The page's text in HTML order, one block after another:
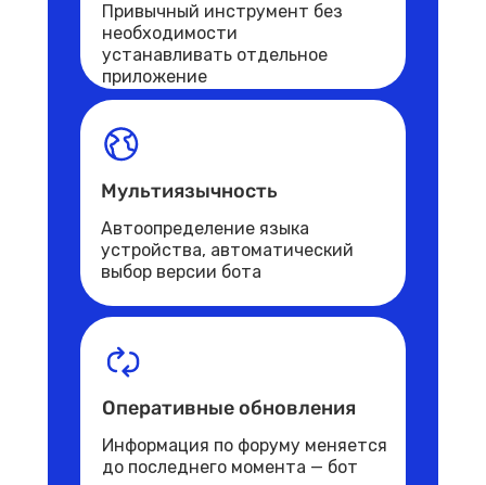
Мультиязычность
Автоопределение языка
устройства, автоматический
выбор версии бота
Привычный инструмент без
необходимости
устанавливать отдельное
приложение
Оперативные обновления
Информация по форуму меняется
до последнего момента — бот